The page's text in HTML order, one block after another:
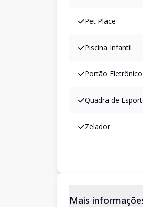
Pet Place
Piscina Infantil
Portão Eletrônico
Quadra de
Zelador
Mais